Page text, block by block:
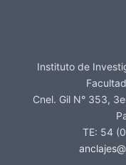
Instituto de
Cnel. Gil N° 353,
TE: 54